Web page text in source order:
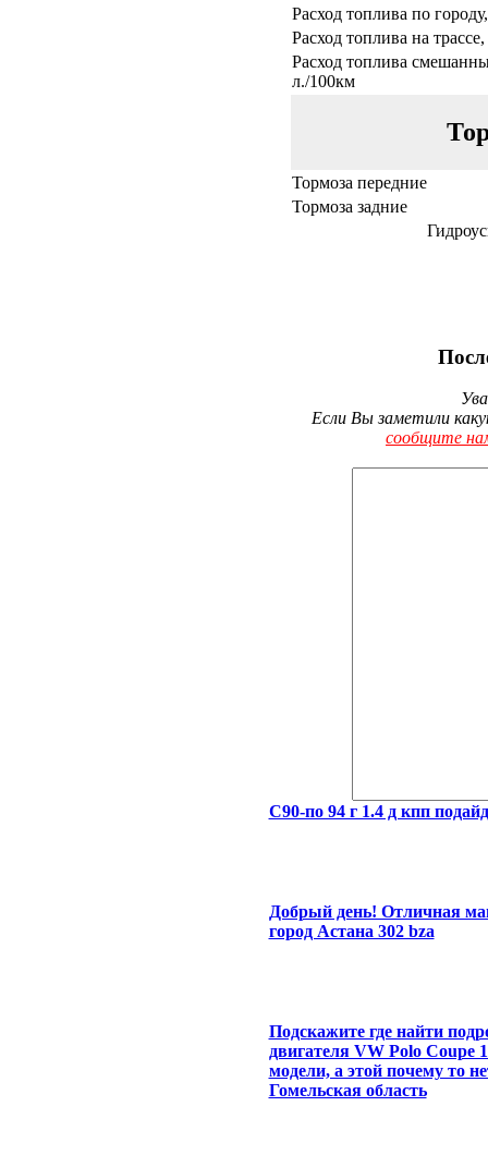
Расход топлива по
Расход топлива на
Расход топлива
л./100км
Тормоза передние
Тормоза задние
Если Вы заметили
сообщите
С90-по 94 г 1.4 д кпп
Добрый день! Отличная
город Астана 302 bza
Подскажите где найти
двигателя VW Polo Coupe
модели, а этой почему то
Гомельская область